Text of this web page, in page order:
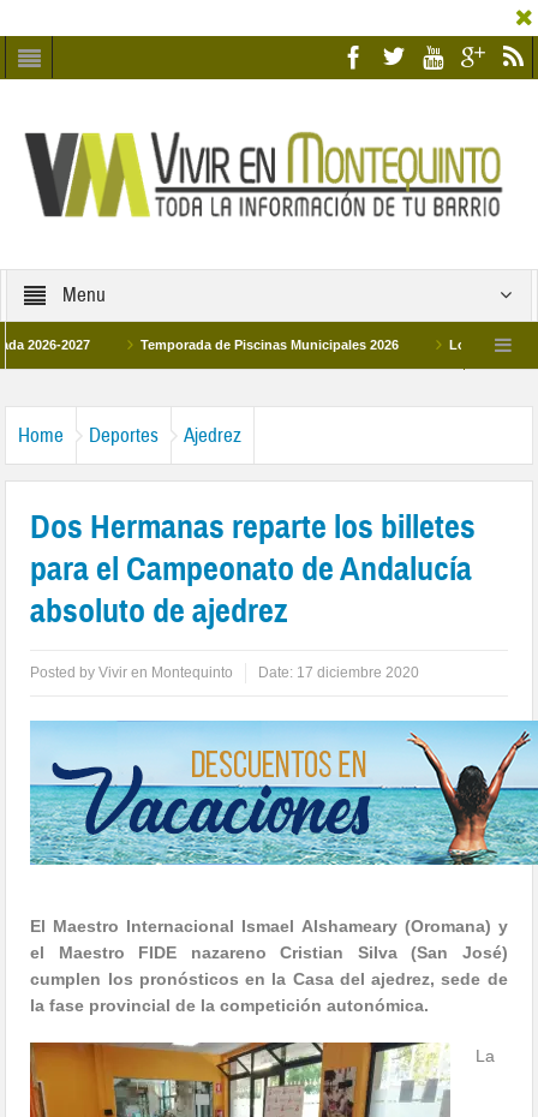
Menu
2027 Temporada de Piscinas Municipales 2026 Los Campus de
Home Deportes Ajedrez
Dos Hermanas reparte los billetes
para el Campeonato de Andalucía
absoluto de ajedrez
Posted byVivir en Montequinto Date: 17 diciembre 2020
El Maestro Internacional Ismael Alshameary (Oromana) y
el Maestro FIDE nazareno Cristian Silva (San José)
cumplen los pronósticos en la Casa del ajedrez, sede de
la fase provincial de la competición autonómica.
La